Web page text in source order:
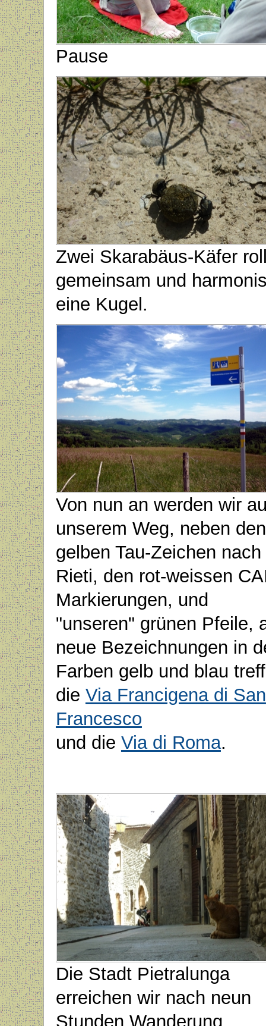
Pause
Zwei Skarabäus-Käfer
gemeinsam und
eine Kugel.
Von nun an werden wir
unserem Weg, neben den
gelben Tau-Zeichen nach
Rieti, den rot-weissen
Markierungen, und
"unseren" grünen Pfeile,
neue Bezeichnungen in
Farben gelb und blau
die Via Francigena di San
Francesco
und die Via di Roma.
Die Stadt Pietralunga
erreichen wir nach neun
Stunden Wanderung.